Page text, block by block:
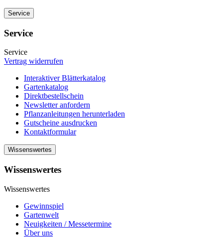
Service
Service
Service
Vertrag widerrufen
Interaktiver Blätterkatalog
Gartenkatalog
Direktbestellschein
Newsletter anfordern
Pflanzanleitungen herunterladen
Gutscheine ausdrucken
Kontaktformular
Wissenswertes
Wissenswertes
Wissenswertes
Gewinnspiel
Gartenwelt
Neuigkeiten / Messetermine
Über uns